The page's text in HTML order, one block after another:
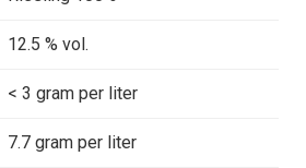
12.5 % vol.
< 3 gram per liter
7.7 gram per liter